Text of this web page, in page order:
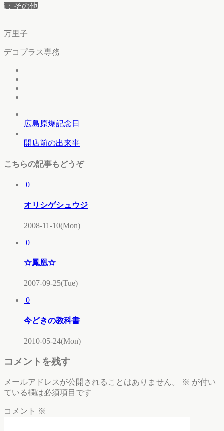
i：その他
万里子
デコプラス専務
広島原爆記念日
開店前の出来事
こちらの記事もどうぞ
0
オリシゲシュウジ
2008-11-10(Mon)
0
☆鳳凰☆
2007-09-25(Tue)
0
今どきの教科書
2010-05-24(Mon)
コメントを残す
メールアドレスが公開されることはありません。 ※ が付い
ている欄は必須項目です
コメント ※